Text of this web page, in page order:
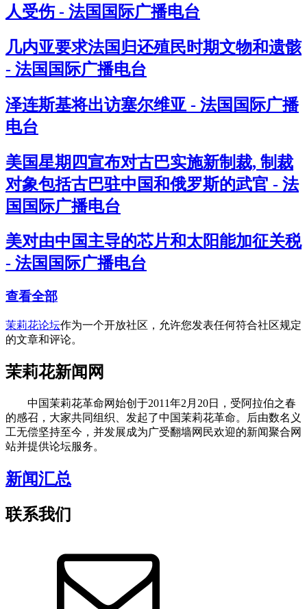
人受伤 - 法国国际广播电台
几内亚要求法国归还殖民时期文物和遗骸
- 法国国际广播电台
泽连斯基将出访塞尔维亚 - 法国国际广播
电台
美国星期四宣布对古巴实施新制裁, 制裁
对象包括古巴驻中国和俄罗斯的武官 - 法
国国际广播电台
美对由中国主导的芯片和太阳能加征关税
- 法国国际广播电台
查看全部
茉莉花论坛作为一个开放社区，允许您发表任何符合社区规定
的文章和评论。
茉莉花新闻网
中国茉莉花革命网始创于2011年2月20日，受阿拉伯之春
的感召，大家共同组织、发起了中国茉莉花革命。后由数名义
工无偿坚持至今，并发展成为广受翻墙网民欢迎的新闻聚合网
站并提供论坛服务。
新闻汇总
联系我们